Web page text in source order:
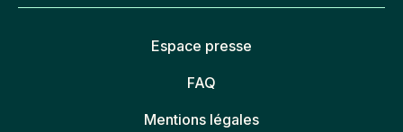
Espace presse
FAQ
Mentions légales